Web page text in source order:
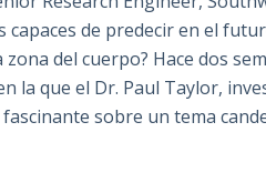
capaces de predecir en el
del cuerpo? Hace dos
la que el Dr. Paul Taylor,
sobre un tema